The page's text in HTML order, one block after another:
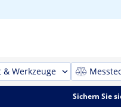
& Werkzeuge
Sichern Sie